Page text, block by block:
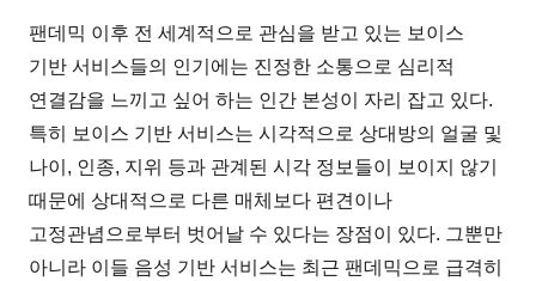
팬데믹 이후 전 세계적으로 관심을 받고 있는 보이스
기반 서비스들의 인기에는 진정한 소통으로 심리적
연결감을 느끼고 싶어 하는 인간 본성이 자리 잡고 있다.
특히 보이스 기반 서비스는 시각적으로 상대방의 얼굴 및
나이, 인종, 지위 등과 관계된 시각 정보들이 보이지 않기
때문에 상대적으로 다른 매체보다 편견이나
고정관념으로부터 벗어날 수 있다는 장점이 있다. 그뿐만
아니라 이들 음성 기반 서비스는 최근 팬데믹으로 급격히